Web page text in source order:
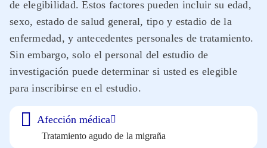
de elegibilidad. Estos factores pueden incluir su edad,
sexo, estado de salud general, tipo y estadio de la
enfermedad, y antecedentes personales de tratamiento.
Sin embargo, solo el personal del estudio de
investigación puede determinar si usted es elegible
para inscribirse en el estudio.
Afección médica
Tratamiento agudo de la migraña